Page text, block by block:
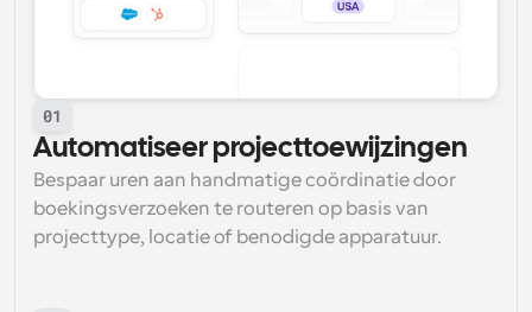
01
Automatiseer projecttoewijzingen
Bespaar uren aan handmatige coördinatie door
boekingsverzoeken te routeren op basis van
projecttype, locatie of benodigde apparatuur.